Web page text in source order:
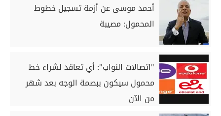
أحمد موسى عن أزمة تسجيل خطوط
المحمول: مصيبة
"اتصالات النواب": أي تعاقد لشراء خط
محمول سيكون ببصمة الوجه بعد شهر
من الآن